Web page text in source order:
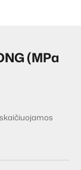
(MPa